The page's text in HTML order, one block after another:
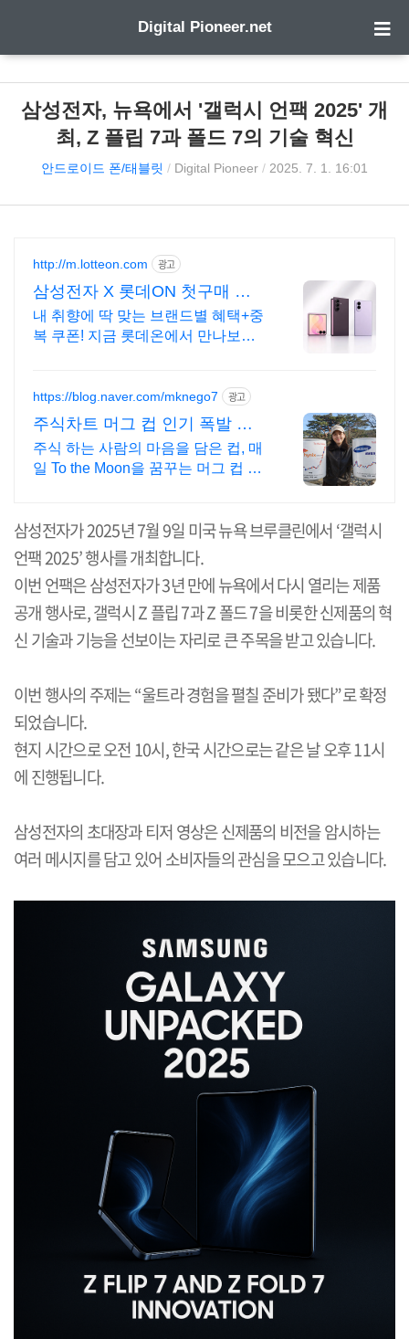
Digital Pioneer.net
삼성전자, 뉴욕에서 '갤럭시 언팩 2025' 개
최, Z 플립 7과 폴드 7의 기술 혁신
안드로이드 폰/태블릿 / Digital Pioneer / 2025. 7. 1. 16:01
http://m.lotteon.com 광고
삼성전자 X 롯데ON 첫구매 최
대 5천원 혜택!
내 취향에 딱 맞는 브랜드별 혜택+중
복 쿠폰! 지금 롯데온에서 만나보세
https://blog.naver.com/mknego7 광고
주식차트 머그 컵 인기 폭발 내
일은 오늘보다 조금더 높이
주식 하는 사람의 마음을 담은 컵, 매
일 To the Moon을 꿈꾸는 머그 컵 숫
삼성전자가2025년7월9일 미국 뉴욕 브루클린에서‘갤럭시
언팩2025’행사를 개최합니다.
이번 언팩은 삼성전자가3년 만에 뉴욕에서 다시 열리는 제품
공개 행사로,갤럭시Z플립7과Z폴드7을 비롯한 신제품의 혁
신 기술과 기능을 선보이는 자리로 큰 주목을 받고 있습니다.
이번 행사의 주제는“울트라 경험을 펼칠 준비가 됐다”로 확정
되었습니다.
현지 시간으로 오전10시,한국 시간으로는 같은 날 오후11시
에 진행됩니다.
삼성전자의 초대장과 티저 영상은 신제품의 비전을 암시하는
여러 메시지를 담고 있어 소비자들의 관심을 모으고 있습니다.